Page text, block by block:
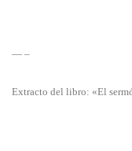
— –
Extracto del libro: «El